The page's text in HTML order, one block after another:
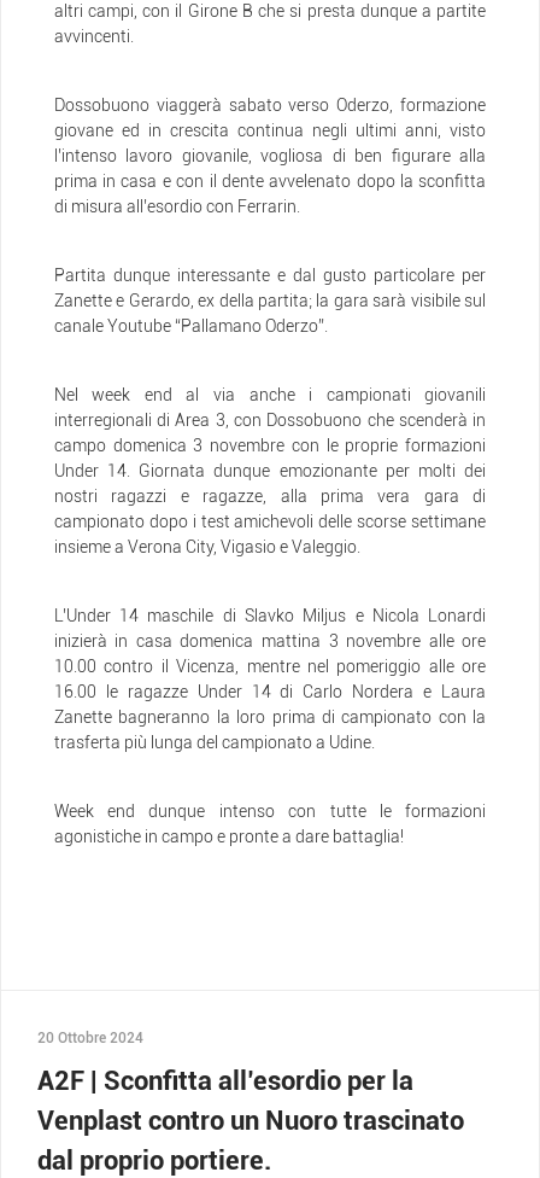
altri campi, con il Girone B che si presta dunque a partite
avvincenti.
Dossobuono viaggerà sabato verso Oderzo, formazione
giovane ed in crescita continua negli ultimi anni, visto
l’intenso lavoro giovanile, vogliosa di ben figurare alla
prima in casa e con il dente avvelenato dopo la sconfitta
di misura all’esordio con Ferrarin.
Partita dunque interessante e dal gusto particolare per
Zanette e Gerardo, ex della partita; la gara sarà visibile sul
canale Youtube “Pallamano Oderzo”.
Nel week end al via anche i campionati giovanili
interregionali di Area 3, con Dossobuono che scenderà in
campo domenica 3 novembre con le proprie formazioni
Under 14. Giornata dunque emozionante per molti dei
nostri ragazzi e ragazze, alla prima vera gara di
campionato dopo i test amichevoli delle scorse settimane
insieme a Verona City, Vigasio e Valeggio.
L’Under 14 maschile di Slavko Miljus e Nicola Lonardi
inizierà in casa domenica mattina 3 novembre alle ore
10.00 contro il Vicenza, mentre nel pomeriggio alle ore
16.00 le ragazze Under 14 di Carlo Nordera e Laura
Zanette bagneranno la loro prima di campionato con la
trasferta più lunga del campionato a Udine.
Week end dunque intenso con tutte le formazioni
agonistiche in campo e pronte a dare battaglia!
20 Ottobre 2024
A2F | Sconfitta all’esordio per la
Venplast contro un Nuoro trascinato
dal proprio portiere.